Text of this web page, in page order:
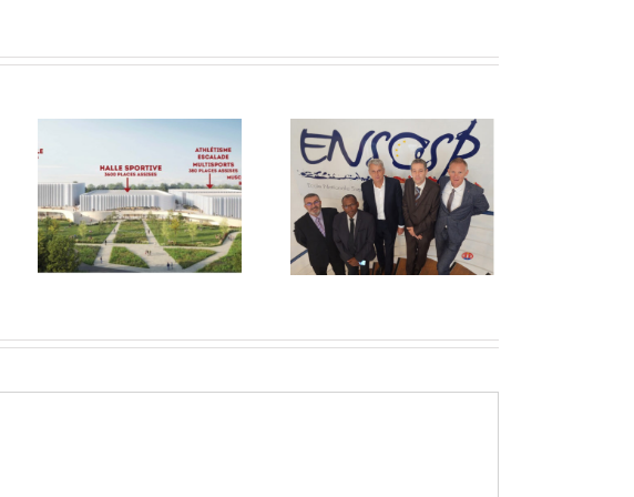
Un engagement
pédagogique
continu auprès de
l’ENSOSP.